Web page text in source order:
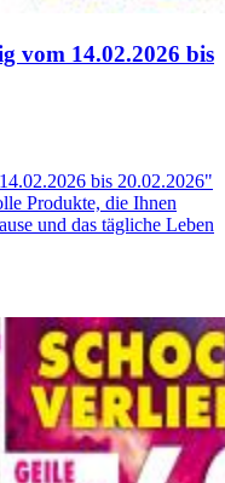
vom 14.02.2026 bis
bis 20.02.2026"
Produkte, die Ihnen
und das tägliche Leben